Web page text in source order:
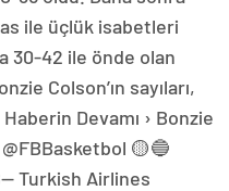
ile üçlük isabetleri
30-42 ile önde olan
Colson’ın sayıları,
Devamı › Bonzie
🟡🔵
Turkish Airlines